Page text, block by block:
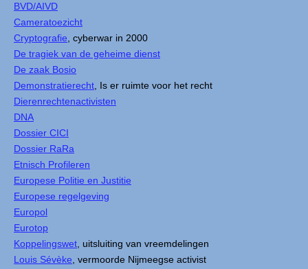
BVD/AIVD
Cameratoezicht
Cryptografie , cyberwar in 2000
De tragiek van de geheime dienst
De zaak Bosio
Demonstratierecht , Is er ruimte voor het recht
Dierenrechtenactivisten
DNA
Dossier CICI
Dossier RaRa
Etnisch Profileren
Europese Politie en Justitie
Europese regelgeving
Europol
Eurotop
Koppelingswet , uitsluiting van vreemdelingen
Louis Sévèke , vermoorde Nijmeegse activist